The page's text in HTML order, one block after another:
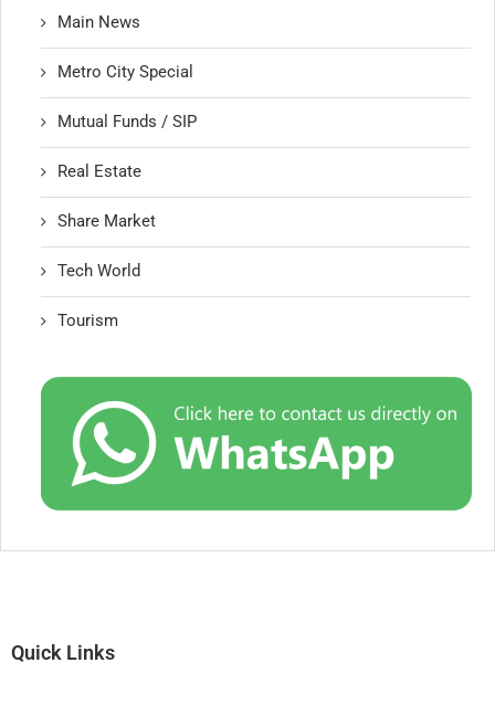
Main News
Metro City Special
Mutual Funds / SIP
Real Estate
Share Market
Tech World
Tourism
Quick Links